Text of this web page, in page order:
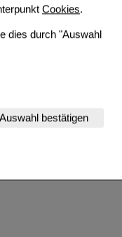
Cookies.
dies durch "Auswahl
Website
werden kann.
(z.B.
Website aber
Auswahl bestätigen